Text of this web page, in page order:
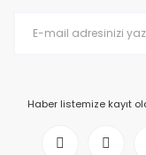
Haber listemize kayıt